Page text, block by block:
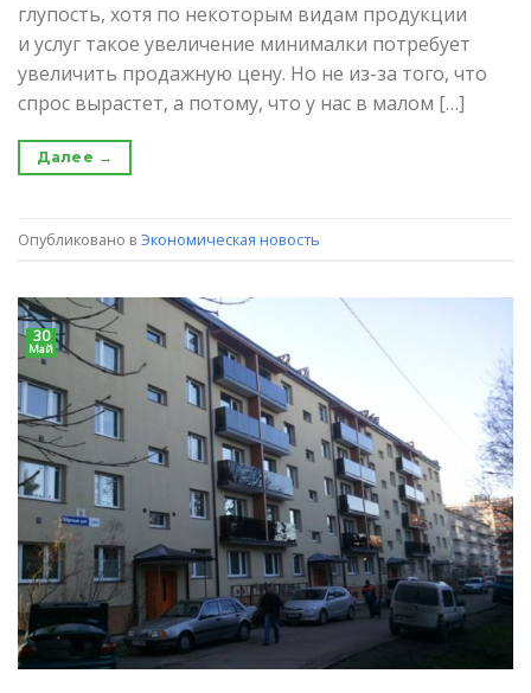
глупость, хотя по некоторым видам продукции
и услуг такое увеличение минималки потребует
увеличить продажную цену. Но не из-за того, что
спрос вырастет, а потому, что у нас в малом […]
Далее →
Опубликовано в Экономическая новость
30
Май